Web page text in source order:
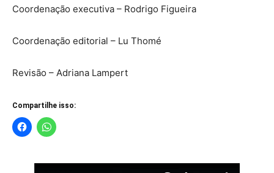
Coordenação executiva – Rodrigo Figueira
Coordenação editorial – Lu Thomé
Revisão – Adriana Lampert
Compartilhe isso: